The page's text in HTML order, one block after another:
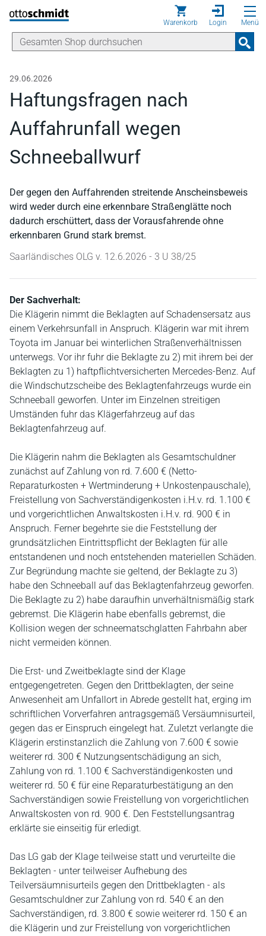
Direkt zum Inhalt
Warenkorb Login Menü
29.06.2026
Haftungsfragen nach
Auffahrunfall wegen
Schneeballwurf
Der gegen den Auffahrenden streitende Anscheinsbeweis
wird weder durch eine erkennbare Straßenglätte noch
dadurch erschüttert, dass der Vorausfahrende ohne
erkennbaren Grund stark bremst.
Saarländisches OLG v. 12.6.2026 - 3 U 38/25
Der Sachverhalt:
Die Klägerin nimmt die Beklagten auf Schadensersatz aus
einem Verkehrsunfall in Anspruch. Klägerin war mit ihrem
Toyota im Januar bei winterlichen Straßenverhältnissen
unterwegs. Vor ihr fuhr die Beklagte zu 2) mit ihrem bei der
Beklagten zu 1) haftpflichtversicherten Mercedes-Benz. Auf
die Windschutzscheibe des Beklagtenfahrzeugs wurde ein
Schneeball geworfen. Unter im Einzelnen streitigen
Umständen fuhr das Klägerfahrzeug auf das
Beklagtenfahrzeug auf.
Die Klägerin nahm die Beklagten als Gesamtschuldner
zunächst auf Zahlung von rd. 7.600 € (Netto-
Reparaturkosten + Wertminderung + Unkostenpauschale),
Freistellung von Sachverständigenkosten i.H.v. rd. 1.100 €
und vorgerichtlichen Anwaltskosten i.H.v. rd. 900 € in
Anspruch. Ferner begehrte sie die Feststellung der
grundsätzlichen Eintrittspflicht der Beklagten für alle
entstandenen und noch entstehenden materiellen Schäden.
Zur Begründung machte sie geltend, der Beklagte zu 3)
habe den Schneeball auf das Beklagtenfahrzeug geworfen.
Die Beklagte zu 2) habe daraufhin unverhältnismäßig stark
gebremst. Die Klägerin habe ebenfalls gebremst, die
Kollision wegen der schneematschglatten Fahrbahn aber
nicht vermeiden können.
Die Erst- und Zweitbeklagte sind der Klage
entgegengetreten. Gegen den Drittbeklagten, der seine
Anwesenheit am Unfallort in Abrede gestellt hat, erging im
schriftlichen Vorverfahren antragsgemäß Versäumnisurteil,
gegen das er Einspruch eingelegt hat. Zuletzt verlangte die
Klägerin erstinstanzlich die Zahlung von 7.600 € sowie
weiterer rd. 300 € Nutzungsentschädigung an sich,
Zahlung von rd. 1.100 € Sachverständigenkosten und
weiterer rd. 50 € für eine Reparaturbestätigung an den
Sachverständigen sowie Freistellung von vorgerichtlichen
Anwaltskosten von rd. 900 €. Den Feststellungsantrag
erklärte sie einseitig für erledigt.
Das LG gab der Klage teilweise statt und verurteilte die
Beklagten - unter teilweiser Aufhebung des
Teilversäumnisurteils gegen den Drittbeklagten - als
Gesamtschuldner zur Zahlung von rd. 540 € an den
Sachverständigen, rd. 3.800 € sowie weiterer rd. 150 € an
die Klägerin und zur Freistellung von vorgerichtlichen